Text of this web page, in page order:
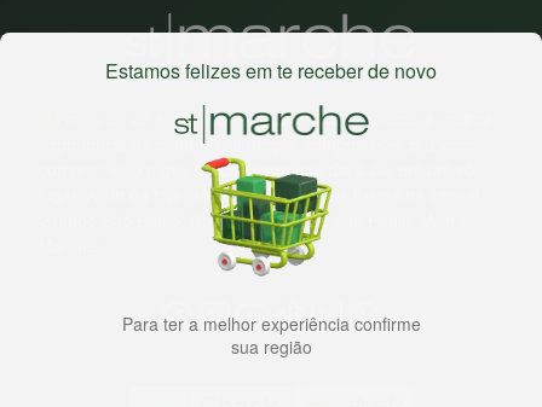
Há mais de 22 anos, o St. Marche busca oferecer a melhor
experiência de compras, a preços competitivos, pra você
comprar tudo o que precisa para seu dia a dia em um só
lugar. Além da loja online temos 31 lojas físicas na capital,
Grande São Paulo, litoral e interior de São Paulo. Vem ser
Estamos felizes em te receber de novo
Para ter a melhor experiência confirme
sua região